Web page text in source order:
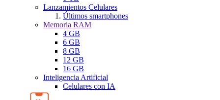
Lanzamientos Celulares
Últimos smartphones
Memoria RAM
4 GB
6 GB
8 GB
12 GB
16 GB
Inteligencia Artificial
Celulares con IA